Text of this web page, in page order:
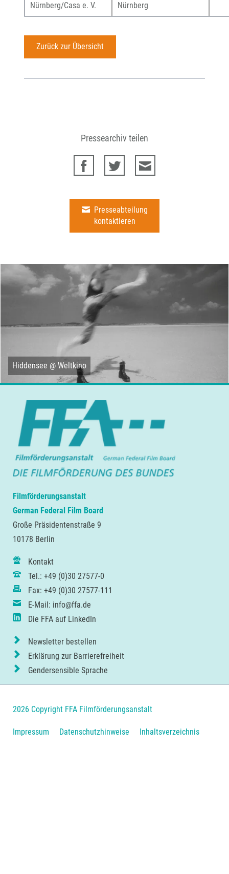
Nürnberg/Casa e. V.
Nürnberg
Zurück zur Übersicht
Pressearchiv teilen
Presseabteilung
kontaktieren
Hiddensee @ Weltkino
Filmförderungsanstalt
German Federal Film Board
Große Präsidentenstraße 9
10178 Berlin
Kontakt
Tel.: +49 (0)30 27577-0
Fax: +49 (0)30 27577-111
E-Mail: info@ffa.de
Die FFA auf LinkedIn
Newsletter bestellen
Erklärung zur Barrierefreiheit
Gendersensible Sprache
2026 Copyright FFA Filmförderungsanstalt
Navigation
Impressum Datenschutzhinweise Inhaltsverzeichnis